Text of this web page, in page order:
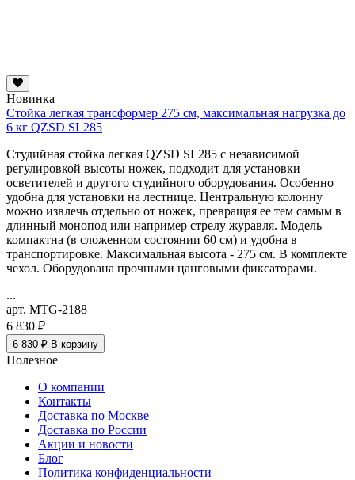
Новинка
Стойка легкая трансформер 275 см, максимальная нагрузка до
6 кг QZSD SL285
Студийная стойка легкая QZSD SL285 с независимой
регулировкой высоты ножек, подходит для установки
осветителей и другого студийного оборудования. Особенно
удобна для установки на лестнице. Центральную колонну
можно извлечь отдельно от ножек, превращая ее тем самым в
длинный монопод или например стрелу журавля. Модель
компактна (в сложенном состоянии 60 см) и удобна в
транспортировке. Максимальная высота - 275 см. В комплекте
чехол. Оборудована прочными цанговыми фиксаторами.
...
арт. MTG-2188
6 830 ₽
6 830 ₽ В корзину
Полезное
О компании
Контакты
Доставка по Москве
Доставка по России
Акции и новости
Блог
Политика конфиденциальности